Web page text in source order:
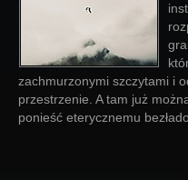
zachmurzonymi szczytami i
przestrzenie. A tam już
ponieść eterycznemu